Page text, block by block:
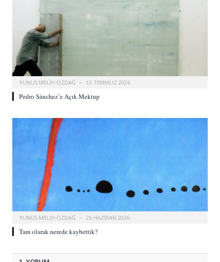
YUNUS MELIH ÖZDAĞ 13 TEMMUZ 2026
Pedro Sánchez’e Açık Mektup
YUNUS MELIH ÖZDAĞ 26 HAZIRAN 2026
Tam olarak nerede kaybettik?